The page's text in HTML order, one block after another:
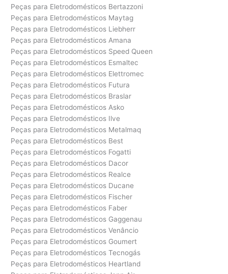
Peças para Eletrodomésticos Bertazzoni
Peças para Eletrodomésticos Maytag
Peças para Eletrodomésticos Liebherr
Peças para Eletrodomésticos Amana
Peças para Eletrodomésticos Speed Queen
Peças para Eletrodomésticos Esmaltec
Peças para Eletrodomésticos Elettromec
Peças para Eletrodomésticos Futura
Peças para Eletrodomésticos Braslar
Peças para Eletrodomésticos Asko
Peças para Eletrodomésticos Ilve
Peças para Eletrodomésticos Metalmaq
Peças para Eletrodomésticos Best
Peças para Eletrodomésticos Fogatti
Peças para Eletrodomésticos Dacor
Peças para Eletrodomésticos Realce
Peças para Eletrodomésticos Ducane
Peças para Eletrodomésticos Fischer
Peças para Eletrodomésticos Faber
Peças para Eletrodomésticos Gaggenau
Peças para Eletrodomésticos Venâncio
Peças para Eletrodomésticos Goumert
Peças para Eletrodomésticos Tecnogás
Peças para Eletrodomésticos Heartland